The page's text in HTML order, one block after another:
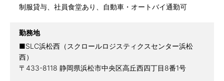
制服貸与、社員食堂あり、自動車・オートバイ通勤可
勤務地
■SLC浜松西（スクロールロジスティクスセンター浜松
西）
〒433-8118 静岡県浜松市中央区高丘西四丁目8番1号